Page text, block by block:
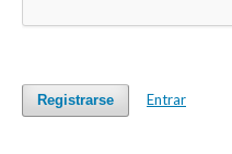
Registrarse Entrar